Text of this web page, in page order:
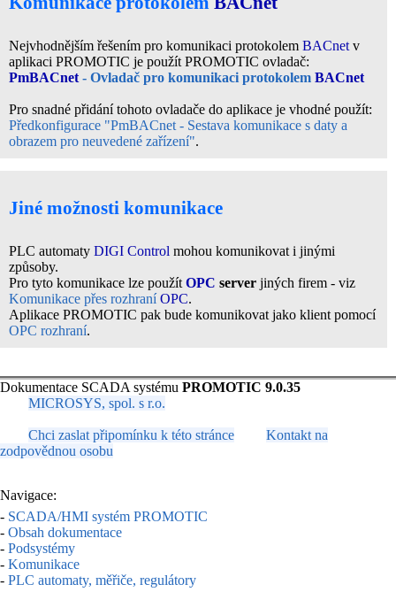
Nejvhodnějším řešením pro komunikaci protokolem BACnet v
aplikaci PROMOTIC je použít PROMOTIC ovladač:
PmBACnet - Ovladač pro komunikaci protokolem BACnet
Pro snadné přidání tohoto ovladače do aplikace je vhodné použít:
Předkonfigurace "PmBACnet - Sestava komunikace s daty a
obrazem pro neuvedené zařízení".
Jiné možnosti komunikace
PLC automaty DIGI Control mohou komunikovat i jinými
způsoby.
Pro tyto komunikace lze použít OPC server jiných firem - viz
Komunikace přes rozhraníOPC.
Aplikace PROMOTIC pak bude komunikovat jako klient pomocí
OPC rozhraní.
Dokumentace SCADA systému PROMOTIC 9.0.35
MICROSYS, spol. s r.o.
Chci zaslat připomínku k této stránce
Kontakt na
zodpovědnou osobu
Navigace:
- SCADA/HMI systém PROMOTIC
- Obsah dokumentace
- Podsystémy
- Komunikace
- PLC automaty, měřiče, regulátory